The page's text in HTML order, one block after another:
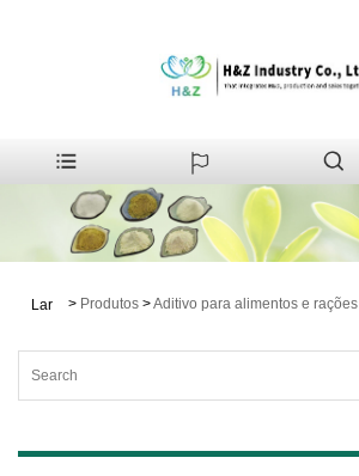
Lar > Produtos >Aditivo para alimentos e rações